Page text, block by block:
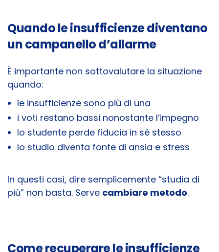
Quando le insufficienze diventano
un campanello d’allarme
È importante non sottovalutare la situazione
quando:
le insufficienze sono più di una
i voti restano bassi nonostante l’impegno
lo studente perde fiducia in sé stesso
lo studio diventa fonte di ansia e stress
In questi casi, dire semplicemente “studia di
più” non basta. Serve cambiare metodo.
Come recuperare le insufficienze